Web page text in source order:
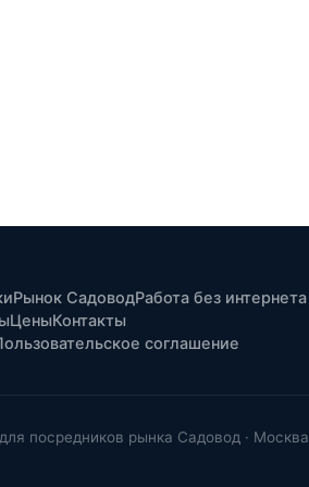
Рынок СадоводРабота без интернета
ЦеныКонтакты
соглашение
посредников рынка Садовод · Москва